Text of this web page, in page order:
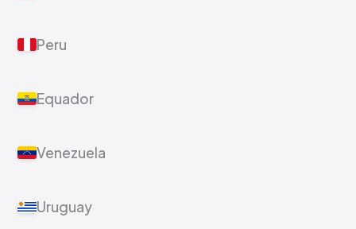
Peru
Equador
Venezuela
Uruguay